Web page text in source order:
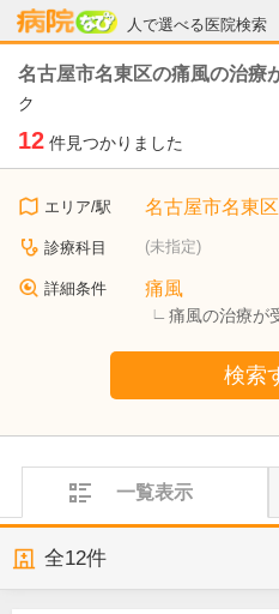
人で選べる医院検索
病院なび
名古屋市名東区の痛風の治療
ク
12 件見つかりました
エリア/駅 名古屋市名東区
診療科目 (未指定)
詳細条件 痛風
痛風の治療が
検索
一覧表示
全12件